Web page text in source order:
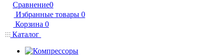
Сравнение0
Избранные товары 0
Корзина 0
Каталог